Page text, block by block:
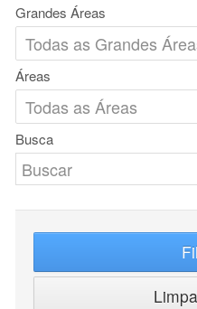
Grandes Áreas
Áreas
Busca